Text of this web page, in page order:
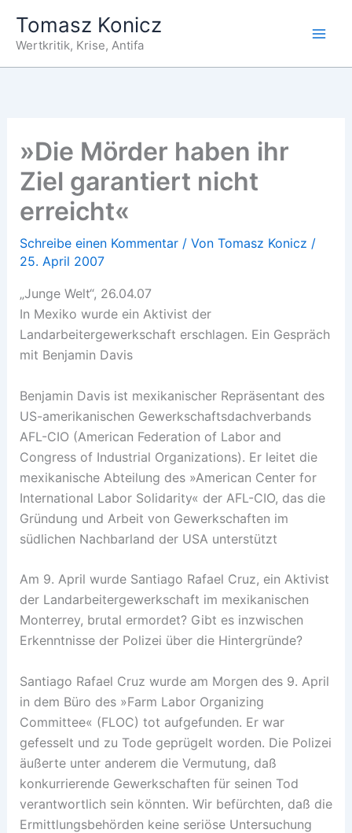
Inhalt
springen
Tomasz Konicz
Wertkritik, Krise, Antifa
»Die Mörder haben ihr
Ziel garantiert nicht
erreicht«
Schreibe einen Kommentar / Von Tomasz Konicz /
25. April 2007
„Junge Welt“, 26.04.07
In Mexiko wurde ein Aktivist der
Landarbeitergewerkschaft erschlagen. Ein Gespräch
mit Benjamin Davis
Benjamin Davis ist mexikanischer Repräsentant des
US-amerikanischen Gewerkschaftsdachverbands
AFL-CIO (American Federation of Labor and
Congress of Industrial Organizations). Er leitet die
mexikanische Abteilung des »American Center for
International Labor Solidarity« der AFL-CIO, das die
Gründung und Arbeit von Gewerkschaften im
südlichen Nachbarland der USA unterstützt
Am 9. April wurde Santiago Rafael Cruz, ein Aktivist
der Landarbeitergewerkschaft im mexikanischen
Monterrey, brutal ermordet? Gibt es inzwischen
Erkenntnisse der Polizei über die Hintergründe?
Santiago Rafael Cruz wurde am Morgen des 9. April
in dem Büro des »Farm Labor Organizing
Committee« (FLOC) tot aufgefunden. Er war
gefesselt und zu Tode geprügelt worden. Die Polizei
äußerte unter anderem die Vermutung, daß
konkurrierende Gewerkschaften für seinen Tod
verantwortlich sein könnten. Wir befürchten, daß die
Ermittlungsbehörden keine seriöse Untersuchung